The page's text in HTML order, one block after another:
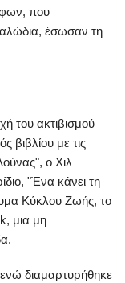
που
έσωσαν τη
του ακτιβισμού
βιβλίου με τις
ο Χιλ
"Ένα κάνει τη
Κύκλου Ζωής, το
μια μη
διαμαρτυρήθηκε